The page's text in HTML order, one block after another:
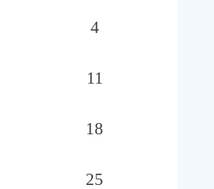
4
11
18
25